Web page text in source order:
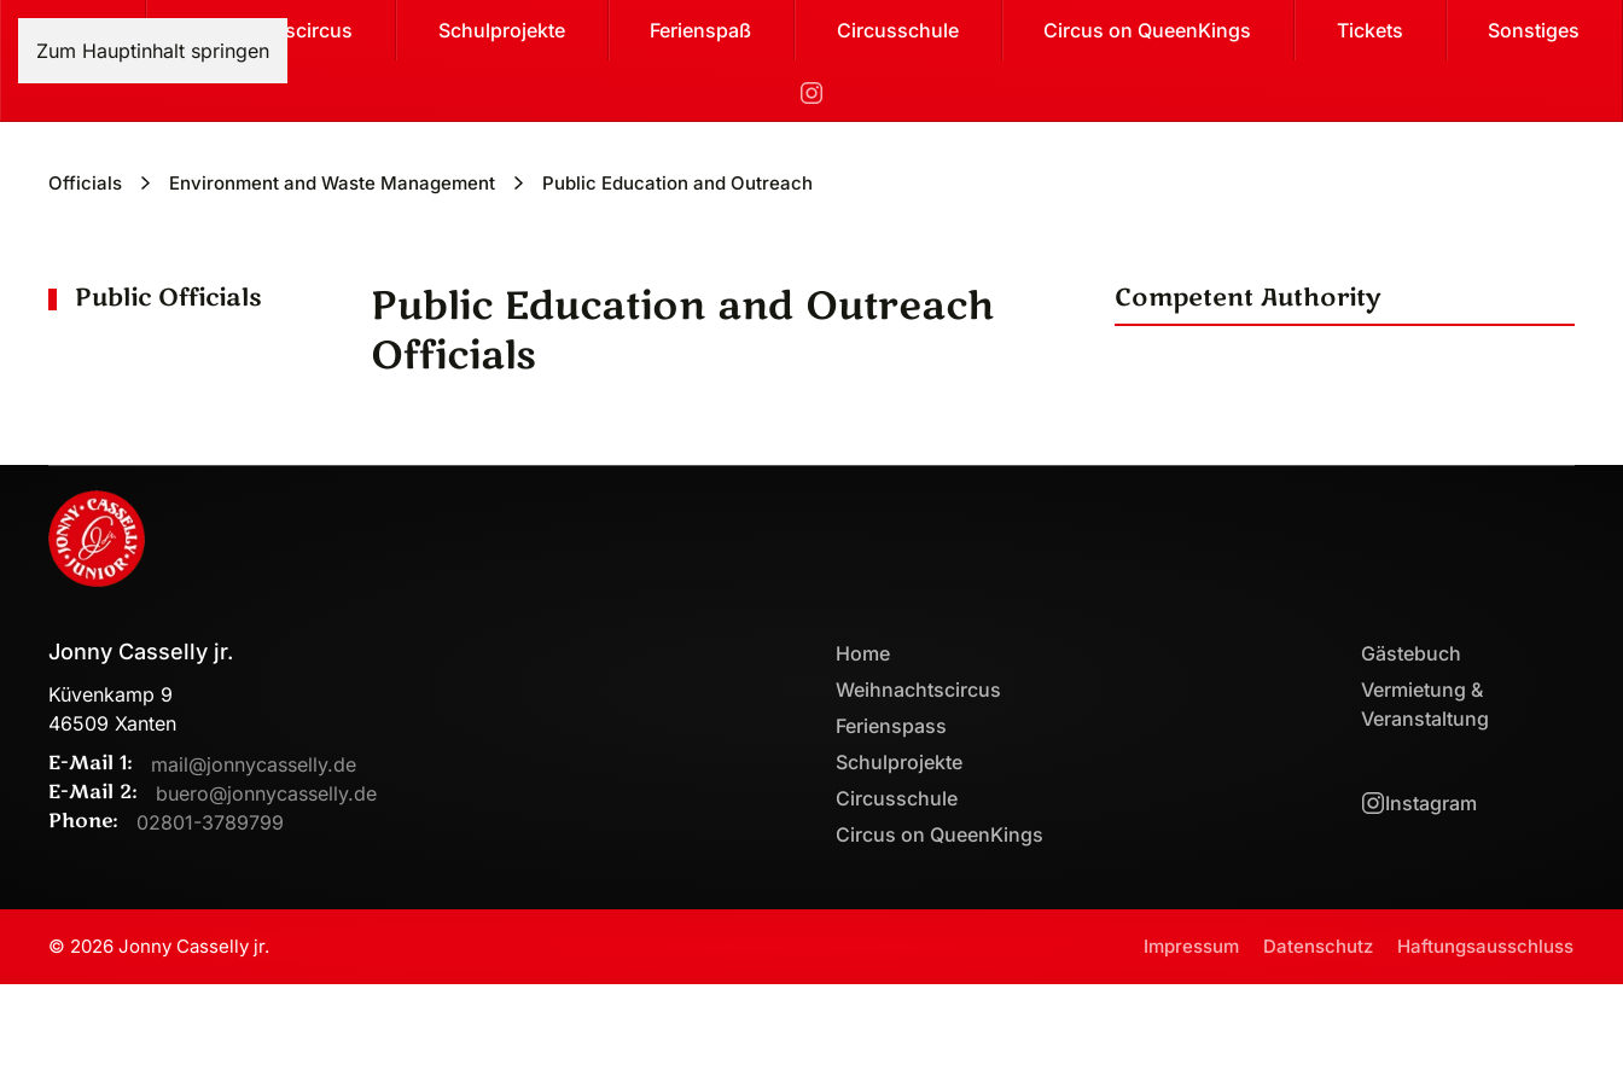
Zum Hauptinhalt springen
Weihnachtscircus Schulprojekte Ferienspaß Circusschule Circus on QueenKings Tickets Sonstiges
Officials Environment and Waste Management Public Education and Outreach
Public Education and Outreach
Officials
Competent Authority
Public Officials
Jonny Casselly jr.
Küvenkamp 9
46509 Xanten
E-Mail 1: mail@jonnycasselly.de
E-Mail 2: buero@jonnycasselly.de
Phone: 02801-3789799
Home
Weihnachtscircus
Ferienspass
Schulprojekte
Circusschule
Circus on QueenKings
Gästebuch
Vermietung &
Veranstaltung
Instagram
© 2026 Jonny Casselly jr. Impressum Datenschutz Haftungsausschluss